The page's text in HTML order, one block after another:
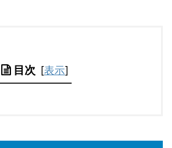
目次 [表示]